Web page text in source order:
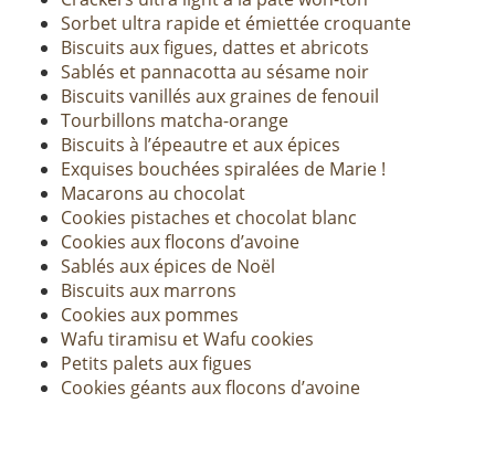
Sorbet ultra rapide et émiettée croquante
Biscuits aux figues, dattes et abricots
Sablés et pannacotta au sésame noir
Biscuits vanillés aux graines de fenouil
Tourbillons matcha-orange
Biscuits à l’épeautre et aux épices
Exquises bouchées spiralées de Marie !
Macarons au chocolat
Cookies pistaches et chocolat blanc
Cookies aux flocons d’avoine
Sablés aux épices de Noël
Biscuits aux marrons
Cookies aux pommes
Wafu tiramisu et Wafu cookies
Petits palets aux figues
Cookies géants aux flocons d’avoine